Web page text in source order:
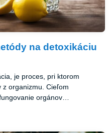
na detoxikáciu
je proces, pri ktorom
z organizmu. Cieľom
orgánov